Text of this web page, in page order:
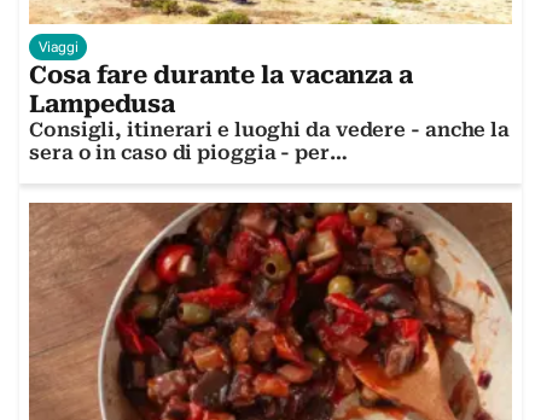
Viaggi
Cosa fare durante la vacanza a
Lampedusa
Consigli, itinerari e luoghi da vedere - anche la
sera o in caso di pioggia - per